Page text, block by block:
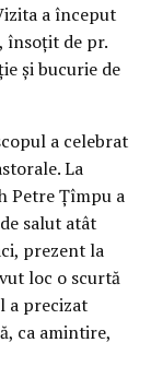
a început
însoțit de pr.
și bucurie de
a celebrat
La
Petre Țîmpu a
salut atât
prezent la
loc o scurtă
a precizat
ca amintire,